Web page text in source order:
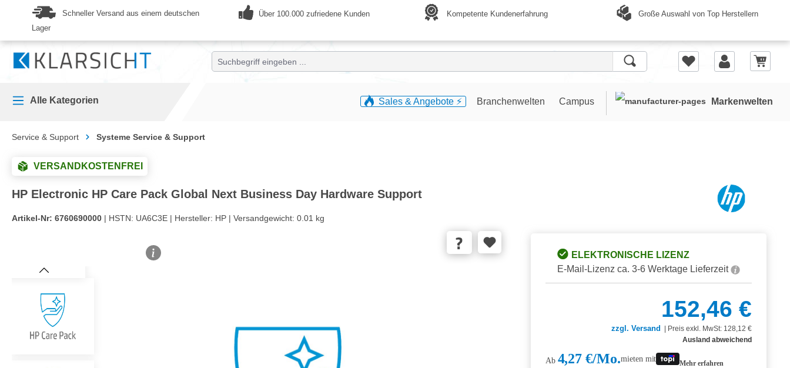
Zur Hauptnavigation springen
Schneller Versand aus einem deutschen
Lager
Über 100.000 zufriedene Kunden Kompetente Kundenerfahrung Große Auswahl von Top Herstellern
Alle Kategorien Sales & Angebote ⚡️ Branchenwelten Campus Markenwelten
Service & Support Systeme Service & Support
VERSANDKOSTENFREI
HP Electronic HP Care Pack Global Next Business Day Hardware Support
Artikel-Nr: 6760690000 | HSTN: UA6C3E | Hersteller: HP | Versandgewicht: 0.01 kg
Bildergalerie überspringen
ELEKTRONISCHE LIZENZ
E-Mail-Lizenz ca. 3-6 Werktage Lieferzeit
152,46 €
zzgl. Versand
Preis exkl. MwSt: 128,12 €
Ausland abweichend
Ab 4,27 €/Mo.mieten mit Mehr erfahren